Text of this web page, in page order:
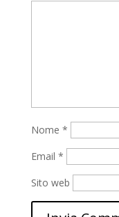
Nome *
Email *
Sito web